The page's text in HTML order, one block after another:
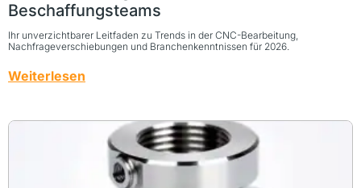
Beschaffungsteams
Ihr unverzichtbarer Leitfaden zu Trends in der CNC-Bearbeitung,
Nachfrageverschiebungen und Branchenkenntnissen für 2026.
Weiterlesen